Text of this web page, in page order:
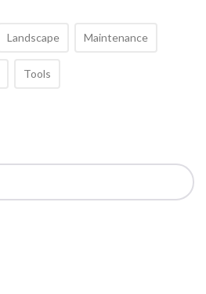
Landscape Maintenance
Tools